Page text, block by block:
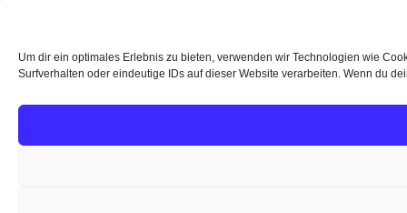
Um dir ein optimales Erlebnis zu bieten, verwenden wir Technologien wie
Surfverhalten oder eindeutige IDs auf dieser Website verarbeiten. Wenn du